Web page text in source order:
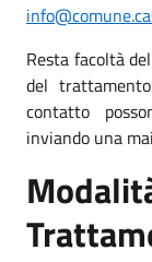
Resta facoltà
del
contatto
inviando una